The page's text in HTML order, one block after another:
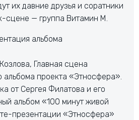
их давние друзья и соратники
сцене — группа Витамин М.
альбома
Главная сцена
альбома проекта «Этносфера».
от Сергея Филатова и его
альбом «100 минут живой
презентации «Этносфера»